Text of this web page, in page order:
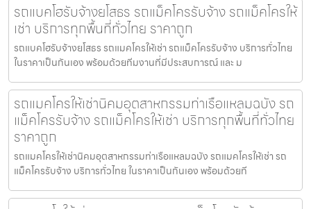
รถแบคโฮรับจ้างยโสธร รถแม็คโครรับจ้าง รถแม็คโครให้
เช่า บริการทุกพื้นที่ทั่วไทย ราคาถูก
รถแบคโฮรับจ้างยโสธร รถแมคโครให้เช่า รถแม็คโครรับจ้าง บริการทั่วไทย
ในราคาเป็นกันเอง พร้อมด้วยทีมงานที่มีประสบการณ์ และ ม
รถแมคโครให้เช่านิคมอุตสาหกรรมท่าเรือแหลมฉบัง รถ
แม็คโครรับจ้าง รถแม็คโครให้เช่า บริการทุกพื้นที่ทั่วไทย
ราคาถูก
รถแมคโครให้เช่านิคมอุตสาหกรรมท่าเรือแหลมฉบัง รถแมคโครให้เช่า รถ
แม็คโครรับจ้าง บริการทั่วไทย ในราคาเป็นกันเอง พร้อมด้วยที